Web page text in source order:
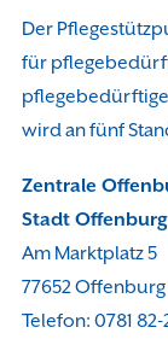
Der
für
wird an fünf
Zentrale
Stadt Offenburg
Am Marktplatz 5
77652 Offenburg
Telefon: 0781 82-